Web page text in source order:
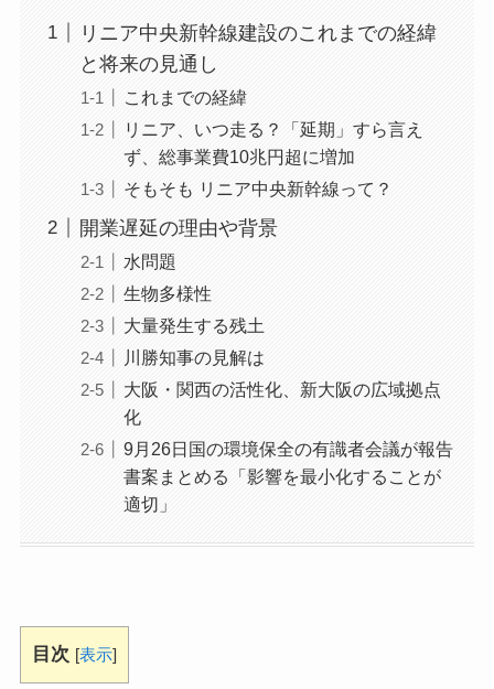
リニア中央新幹線建設のこれまでの経緯
と将来の見通し
これまでの経緯
リニア、いつ走る？「延期」すら言え
ず、総事業費10兆円超に増加
そもそも リニア中央新幹線って？
開業遅延の理由や背景
水問題
生物多様性
大量発生する残土
川勝知事の見解は
大阪・関西の活性化、新大阪の広域拠点
化
9月26日国の環境保全の有識者会議が報告
書案まとめる「影響を最小化することが
適切」
目次 [表示]